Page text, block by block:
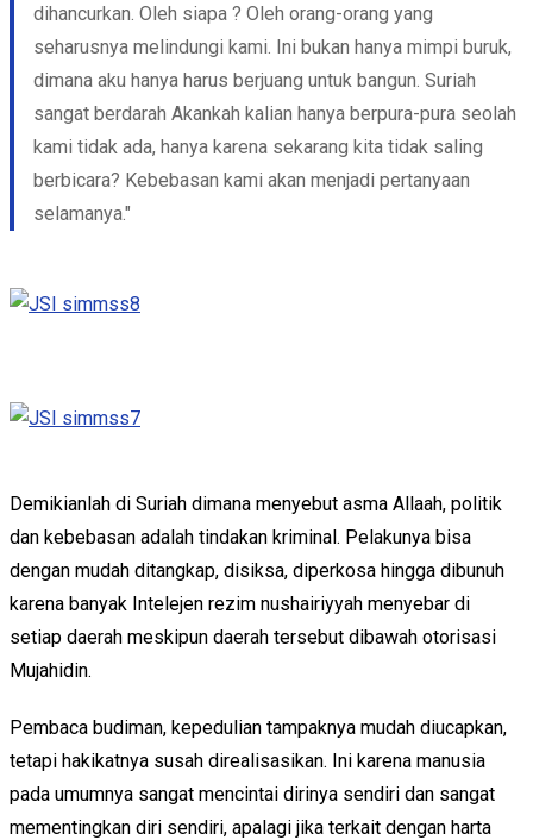
dihancurkan. Oleh siapa ? Oleh orang-orang yang
seharusnya melindungi kami. Ini bukan hanya mimpi buruk,
dimana aku hanya harus berjuang untuk bangun. Suriah
sangat berdarah Akankah kalian hanya berpura-pura seolah
kami tidak ada, hanya karena sekarang kita tidak saling
berbicara? Kebebasan kami akan menjadi pertanyaan
selamanya."
Demikianlah di Suriah dimana menyebut asma Allaah, politik
dan kebebasan adalah tindakan kriminal. Pelakunya bisa
dengan mudah ditangkap, disiksa, diperkosa hingga dibunuh
karena banyak Intelejen rezim nushairiyyah menyebar di
setiap daerah meskipun daerah tersebut dibawah otorisasi
Mujahidin.
Pembaca budiman, kepedulian tampaknya mudah diucapkan,
tetapi hakikatnya susah direalisasikan. Ini karena manusia
pada umumnya sangat mencintai dirinya sendiri dan sangat
mementingkan diri sendiri, apalagi jika terkait dengan harta